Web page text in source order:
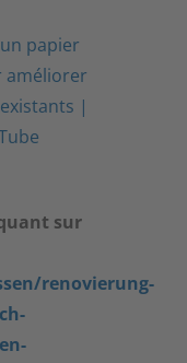
papier
améliorer
|
sur
renovierung-